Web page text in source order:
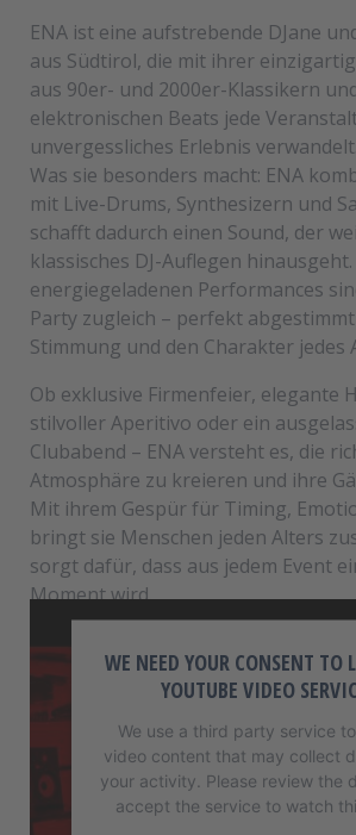
ENA ist eine aufstrebende DJane
aus Südtirol, die mit ihrer
aus 90er- und 2000er-Klassikern
elektronischen Beats jede
unvergessliches Erlebnis verwandelt.
Was sie besonders macht: ENA
mit Live-Drums, Synthesizern und
schafft dadurch einen Sound, der
klassisches DJ-Auflegen
energiegeladenen Performances
Party zugleich – perfekt
Stimmung und den Charakter jedes
Ob exklusive Firmenfeier, elegante
stilvoller Aperitivo oder ein
Clubabend – ENA versteht es, die
Atmosphäre zu kreieren und ihre
Mit ihrem Gespür für Timing,
bringt sie Menschen jeden Alters
sorgt dafür, dass aus jedem Event
Moment wird.
WE NEED YOUR CONSENT TO
YOUTUBE VIDEO
We use a third party service
video content that may collect
your activity. Please review the
accept the service to watch